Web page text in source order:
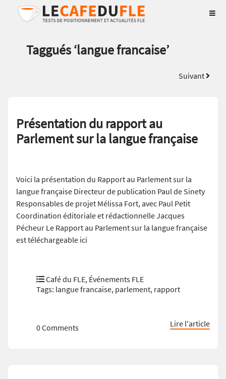
Taggués ‘langue francaise’
Suivant
Présentation du rapport au
Parlement sur la langue française
Voici la présentation du Rapport au Parlement sur la
langue française Directeur de publication Paul de Sinety
Responsables de projet Mélissa Fort, avec Paul Petit
Coordination éditoriale et rédactionnelle Jacques
Pécheur Le Rapport au Parlement sur la langue française
est téléchargeable ici
Café du FLE, Événements FLE
Tags: langue francaise, parlement, rapport
0 Comments Lire l'article